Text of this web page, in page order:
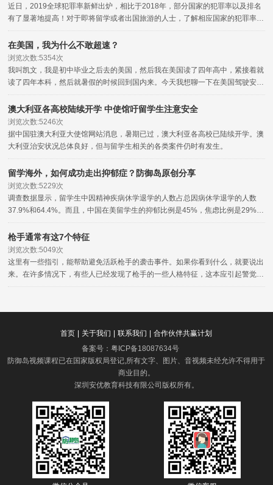
近日，2019全球犯罪率新鲜出炉，相比于2018年，部分国家的犯罪率以及排名
有了显著地提高！对于即将留学或者出国旅游的人士，了解相应国家的犯罪率，
对于海外安全的把握是非常有用的，可以起到一定的程度的参考与防范作用。
在美国，我为什么不敢超速？
浏览次数:5354次
我叫凯文，我是初中毕业之后去的美国，然后我在美国读了四年高中，紧接着就
读了四年本科，然后就暑假的时候回到国内来。今天我想聊一下在美国驾驶安全
的问题。
澳大利亚各高校陆续开学 中使馆吁留学生注意安全
浏览次数:5246次
据中国驻澳大利亚大使馆网站消息，暑期已过，澳大利亚各高校已陆续开学。澳
大利亚治安状况总体良好，但与留学生相关的各类案件仍时有发生。
留学海外，如何成功走出抑郁症？防御岛原创分享
浏览次数:5229次
调查数据显示，留学生中因精神疾病休学退学的人数占总因病休学退学的人数
37.9%和64.4%。而且，中国在美留学生的抑郁比例是45%，焦虑比例是29%。
还有一些其他的心理疾病，比如说妄想症失眠症等。
枪手通常有这7个特征
浏览次数:5049次
这里有一些指引，能帮助避免活跃枪手的袭击事件。如果你看到什么，就要说出
来。在许多情况下，有些人已经发现了枪手的一些人格特征，这本应引起警觉，
但没有向相关的权威部门报告。
首页 | 关于我们 | 联系我们 | 合作伙伴共赢计划
备案号： 粤ICP备18087634号
防御岛视频课程已在国家版权局登记,所有文字、图片、音视频未经允许不得用于
商业目的。
深圳安优教育科技有限公司版权所有。